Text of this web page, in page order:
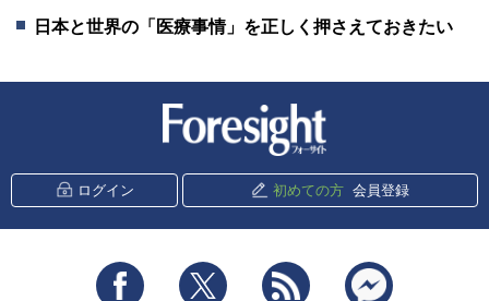
日本と世界の「医療事情」を正しく押さえておきたい
ログイン 初めての方 会員登録
Facebook Twitter RSS